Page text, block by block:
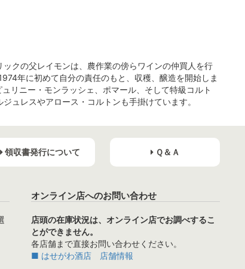
クの父レイモンは、農作業の傍らワインの仲買人を行
年に初めて自分の責任のもと、収穫、醸造を開始しま
リニー・モンラッシェ、ポマール、そして特級コルト
ュレスやアロース・コルトンも手掛けています。
領収書発行について Ｑ＆Ａ
オンライン店へのお問い合わせ
店頭の在庫状況は、オンライン店でお調べするこ
とができません。
各店舗まで直接お問い合わせください。
■ はせがわ酒店 店舗情報